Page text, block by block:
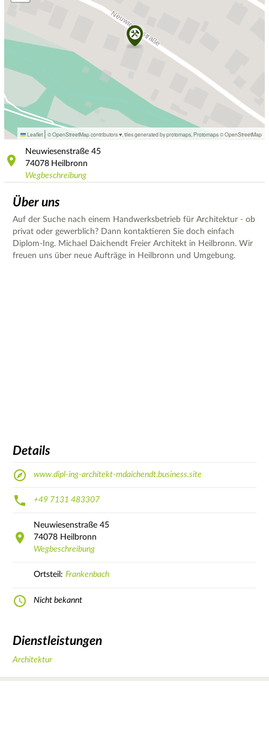
Leaflet | © OpenStreetMap contributors ♥, tiles generated by protomaps Protomaps©OpenStreetMap
Neuwiesenstraße 45
74078 Heilbronn
Wegbeschreibung
Über uns
Auf der Suche nach einem Handwerksbetrieb für Architektur - ob
privat oder gewerblich? Dann kontaktieren Sie doch einfach
Diplom-Ing. Michael Daichendt Freier Architekt in Heilbronn. Wir
freuen uns über neue Aufträge in Heilbronn und Umgebung.
Details
www.dipl-ing-architekt-mdaichendt.business.site
+49 7131 483307
Neuwiesenstraße 45
74078 Heilbronn
Wegbeschreibung
Ortsteil: Frankenbach
Nicht bekannt
Dienstleistungen
Architektur